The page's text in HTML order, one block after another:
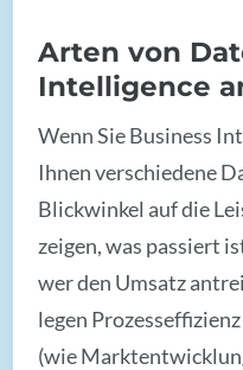
Arten von
Intelligence
Wenn Sie Business
Ihnen verschiedene
Blickwinkel auf die
zeigen, was passiert
wer den Umsatz
legen
(wie